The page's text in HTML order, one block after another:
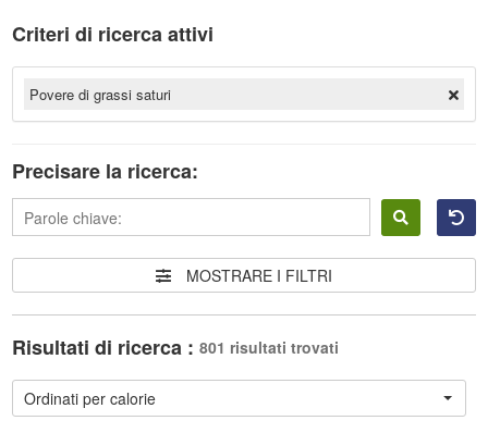
Criteri di ricerca attivi
Povere di grassi saturi
Precisare la ricerca:
MOSTRARE I FILTRI
Risultati di ricerca : 801 risultati trovati
Ordinati per calorie